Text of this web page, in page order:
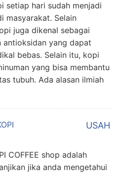
setiap hari sudah menjadi
masyarakat. Selain
juga dikenal sebagai
antioksidan yang dapat
bebas. Selain itu, kopi
yang bisa membantu
tubuh. Ada alasan ilmiah
USAH
COFFEE shop adalah
jika anda mengetahui